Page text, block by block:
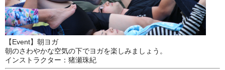
【Event】朝ヨガ
朝のさわやかな空気の下でヨガを楽しみましょう。
インストラクター：猪瀬珠紀